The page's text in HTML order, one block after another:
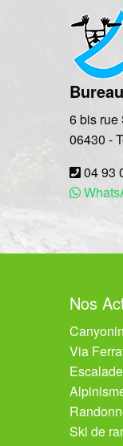
6 bis rue
06430 -
04 93
Nos
Via
Escalade
Ski de